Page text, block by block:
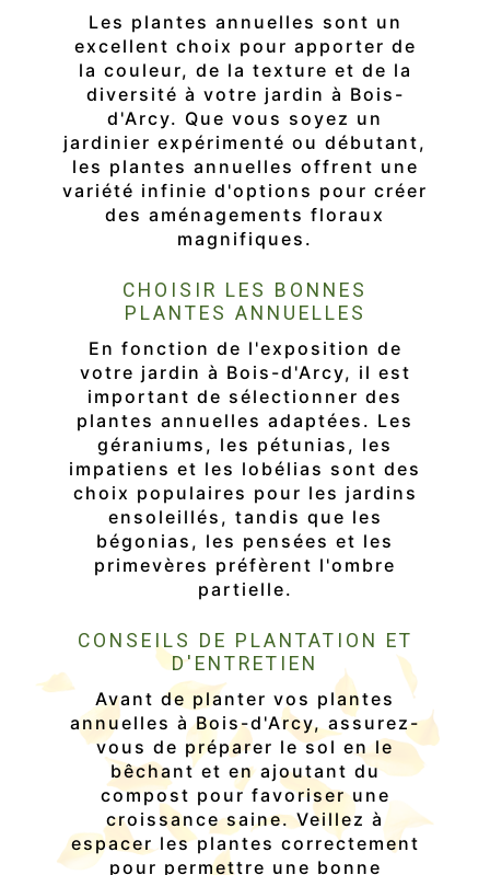
Les plantes annuelles sont un
excellent choix pour apporter de
la couleur, de la texture et de la
diversité à votre jardin à Bois-
d'Arcy. Que vous soyez un
jardinier expérimenté ou débutant,
les plantes annuelles offrent une
variété infinie d'options pour créer
des aménagements floraux
magnifiques.
CHOISIR LES BONNES
PLANTES ANNUELLES
En fonction de l'exposition de
votre jardin à Bois-d'Arcy, il est
important de sélectionner des
plantes annuelles adaptées. Les
géraniums, les pétunias, les
impatiens et les lobélias sont des
choix populaires pour les jardins
ensoleillés, tandis que les
bégonias, les pensées et les
primevères préfèrent l'ombre
partielle.
CONSEILS DE PLANTATION ET
D'ENTRETIEN
Avant de planter vos plantes
annuelles à Bois-d'Arcy, assurez-
vous de préparer le sol en le
bêchant et en ajoutant du
compost pour favoriser une
croissance saine. Veillez à
espacer les plantes correctement
pour permettre une bonne